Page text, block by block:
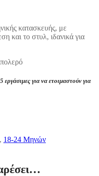
κατασκευής, με
και το στυλ, ιδανικά για
εργάσιμες για να ετοιμαστούν για
, 18-24 Μηνών